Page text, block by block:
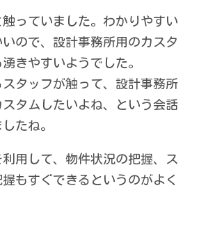
っていました。わかりやすい
ので、設計事務所用のカスタ
きやすいようでした。
タッフが触って、設計事務所
タムしたいよね、という会話
たね。
用して、物件状況の把握、ス
もすぐできるというのがよく